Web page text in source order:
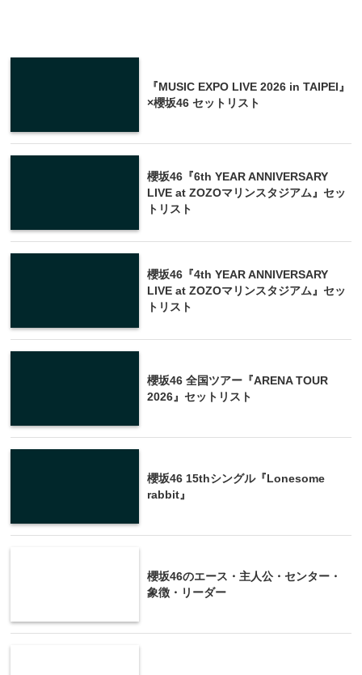
『MUSIC EXPO LIVE 2026 in TAIPEI』
×櫻坂46 セットリスト
櫻坂46『6th YEAR ANNIVERSARY
LIVE at ZOZOマリンスタジアム』セッ
トリスト
櫻坂46『4th YEAR ANNIVERSARY
LIVE at ZOZOマリンスタジアム』セッ
トリスト
櫻坂46 全国ツアー『ARENA TOUR
2026』セットリスト
櫻坂46 15thシングル『Lonesome
rabbit』
櫻坂46のエース・主人公・センター・
象徴・リーダー